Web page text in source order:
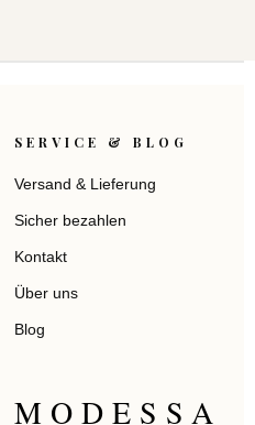
SERVICE & BLOG
Versand & Lieferung
Sicher bezahlen
Kontakt
Über uns
Blog
MODESSA